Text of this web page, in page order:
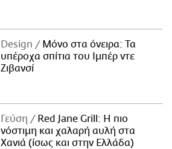
Design
Μόνο στα όνειρα: Τα
υπέροχα σπίτια του Ιμπέρ ντε
Ζιβανσί
Γεύση
Red Jane Grill: Η πιο
νόστιμη και χαλαρή αυλή στα
Χανιά (ίσως και στην Ελλάδα)